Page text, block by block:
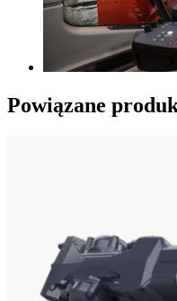
Powiązane